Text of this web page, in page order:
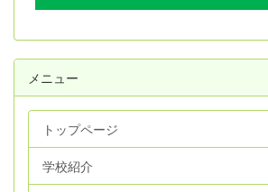
メニュー
トップページ
学校紹介